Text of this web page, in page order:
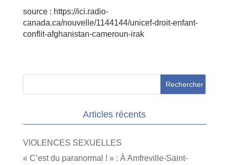
source : https://ici.radio-
canada.ca/nouvelle/1144144/unicef-droit-enfant-
conflit-afghanistan-cameroun-irak
Articles récents
VIOLENCES SEXUELLES
« C’est du paranormal ! » : À Amfreville-Saint-